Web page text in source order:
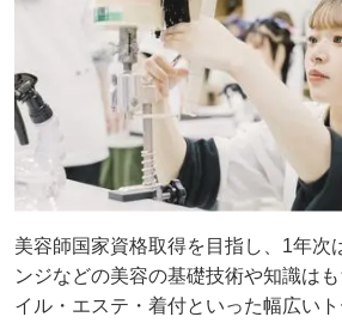
美容師国家資格取得を目指し、1年次
ンジなどの美容の基礎技術や知識は
イル・エステ・着付といった幅広い